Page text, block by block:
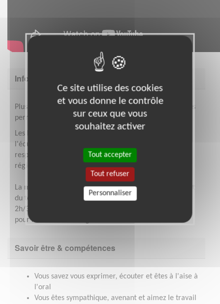
Informations complémentaires
Plusieurs formations spécifiques sont nécéssaires et vous
permettront une pleine réussite dans vos missions.
Les bénévoles du Pôle RPAF sont accompagnés par
l'équipe nationale siège du Pôle RPAF et intégrés par le
responsable Réseau, dans une équipe bénévole
régionale.
La mission, s'effectue en fonction de vos disponibilités et
du temps que vous pouvez y consacrer, au minimum
2h/3h par semaine (voir plus de novembre à janvier)
pour maintenir une régularité.
Savoir être & compétences
Vous savez vous exprimer, écouter et êtes à l'aise à
l'oral
Vous êtes sympathique, avenant et aimez le travail
Ce site utilise des cookies
et vous donne le contrôle
sur ceux que vous
souhaitez activer
Tout accepter
Tout refuser
Personnaliser